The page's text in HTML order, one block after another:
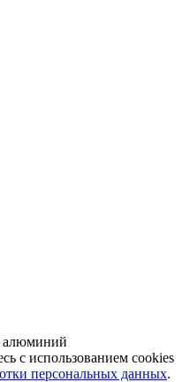
алюминий
с использованием cookies
персональных данных.